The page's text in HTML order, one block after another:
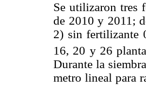
Se utilizaron tres
de 2010 y 2011;
2) sin fertilizante
16, 20 y 26
Durante la
metro lineal para